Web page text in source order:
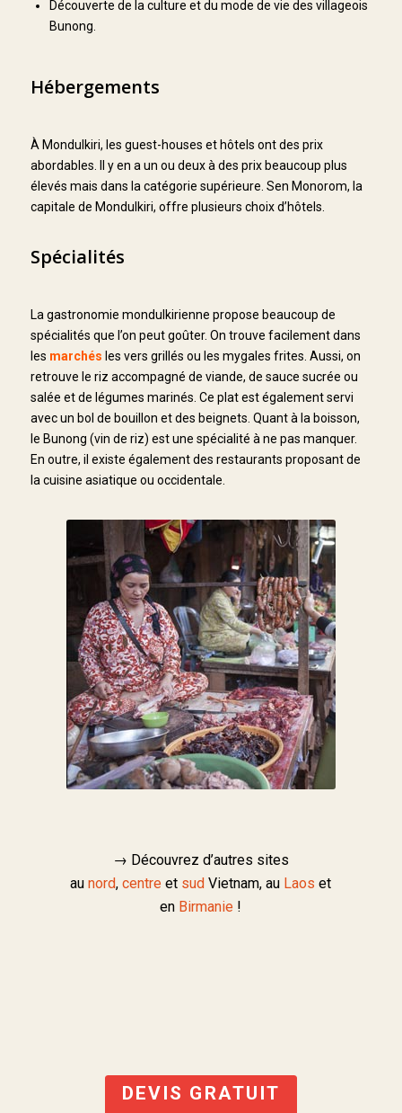
Découverte de la culture et du mode de vie des villageois
Bunong.
Hébergements
À Mondulkiri, les guest-houses et hôtels ont des prix
abordables. Il y en a un ou deux à des prix beaucoup plus
élevés mais dans la catégorie supérieure. Sen Monorom, la
capitale de Mondulkiri, offre plusieurs choix d’hôtels.
Spécialités
La gastronomie mondulkirienne propose beaucoup de
spécialités que l’on peut goûter. On trouve facilement dans
les marchés les vers grillés ou les mygales frites. Aussi, on
retrouve le riz accompagné de viande, de sauce sucrée ou
salée et de légumes marinés. Ce plat est également servi
avec un bol de bouillon et des beignets. Quant à la boisson,
le Bunong (vin de riz) est une spécialité à ne pas manquer.
En outre, il existe également des restaurants proposant de
la cuisine asiatique ou occidentale.
→ Découvrez d’autres sites
aunord,centre et sud Vietnam, au Laos et
en Birmanie !
DEVIS GRATUIT